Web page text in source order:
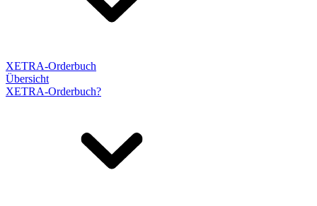
XETRA-Orderbuch
Übersicht
XETRA-Orderbuch?